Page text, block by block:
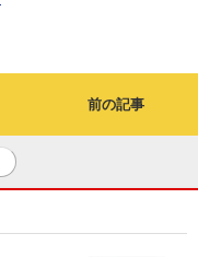
前の記事